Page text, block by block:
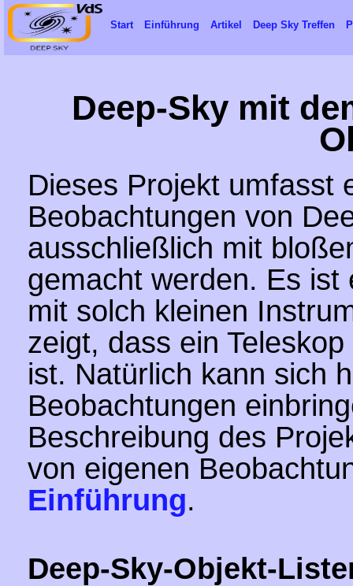
Start Einführung Artikel Deep Sky Treffen
Deep-Sky mit
Dieses Projekt umfasst
Beobachtungen von
ausschließlich mit
gemacht werden. Es ist
mit solch kleinen
zeigt, dass ein
ist. Natürlich kann sich
Beobachtungen
Beschreibung des
von eigenen
Einführung.
Deep-Sky-Objekt-